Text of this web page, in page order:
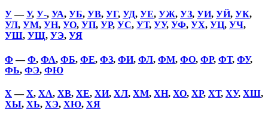
У—У, У-, УА, УБ, УВ, УГ, УД, УЕ, УЖ, УЗ, УИ, УЙ, УК,
УЛ, УМ, УН, УО, УП, УР, УС, УТ, УУ, УФ, УХ, УЦ, УЧ,
УШ, УЩ, УЭ, УЯ
Ф —Ф, ФА, ФБ, ФЕ, ФЗ, ФИ, ФЛ, ФМ, ФО, ФР, ФТ, ФУ,
ФЬ, ФЭ, ФЮ
Х —Х, ХА, ХВ, ХЕ, ХИ, ХЛ, ХМ, ХН, ХО, ХР, ХТ, ХУ, ХШ,
ХЫ, ХЬ, ХЭ, ХЮ, ХЯ